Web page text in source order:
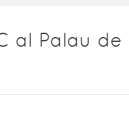
al Palau de